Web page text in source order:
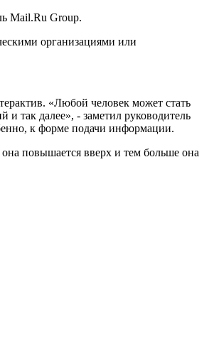
Mail.Ru Group.
организациями или
«Любой человек может стать
так далее», - заметил руководитель
к форме подачи информации.
повышается вверх и тем больше она